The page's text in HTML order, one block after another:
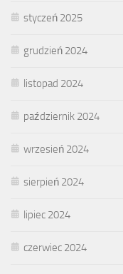
styczeń 2025
grudzień 2024
listopad 2024
październik 2024
wrzesień 2024
sierpień 2024
lipiec 2024
czerwiec 2024